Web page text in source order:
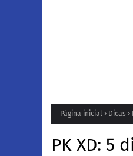
Página inicial Dicas
PK XD: 5